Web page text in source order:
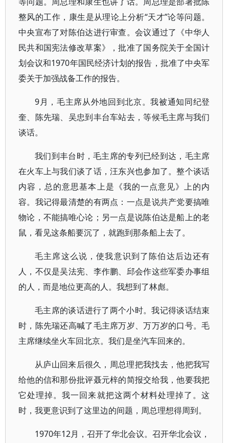
整风的工作，康生是从理论上分析“天才”论等问题。
中央宣布了对陈伯达进行审查。会议通过了《中华人
民共和国宪法修改草案》，批准了国务院关于全国计
划会议和1970年国民经济计划的报告，批准了中央军
委关于加强战备工作的报告。
9月，毛主席从外地回到北京。我被通知同纪登
奎、陈先瑞、吴忠到丰台车站去，等候毛主席与我们
谈话。
我们到丰台时，毛主席的专列已经到达，毛主席
在火车上与我们谈了话，汪东兴也参加了。整个谈话
内容，总的意思基本上是《我的一点意见》上的内
容。我记得最清楚的有两点：一点是说共产党要搞唯
物论，不能搞唯心论；另一点是说陈伯达是船上的老
鼠，看见这条船要沉了，就跑到那条船上去了。
毛主席这么说，使我意识到了陈伯达后边还有
人，不仅是吴法宪、李作鹏、邱会作这些军委办事组
的人，而是地位更高的人。我想到了林彪。
毛主席的谈话进行了两个小时。我记得谈话结束
时，陈先瑞还高喊了毛主席万岁、万万岁的口号。毛
主席继续坐火车回北京。我们是坐汽车回来的。
从庐山回来后很久，周总理把我找去，他把我写
给他的信和那份批评聂元梓的简报交给我，他要我把
它处理掉。我一回来就把这两个材料处理掉了。这
时，我更意识到了这里边的间题，周总理想得周到。
1970年12月，召开了华北会议。召开华北会议，